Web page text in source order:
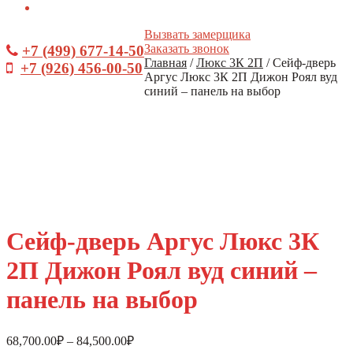
+7 (499) 677-14-50
+7 (926) 456-00-50
Вызвать замерщика
Заказать звонок
Главная /Люкс 3К 2П /Сейф-дверь
Аргус Люкс 3К 2П Дижон Роял вуд
синий – панель на выбор
Сейф-дверь Аргус Люкс 3К
2П Дижон Роял вуд синий –
панель на выбор
68,700.00₽ – 84,500.00₽